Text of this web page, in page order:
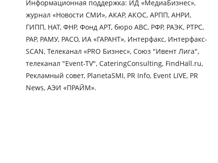
Информационная поддержка: ИД «МедиаБизнес»,
журнал «Новости СМИ», АКАР, АКОС, АРПП, АНРИ,
ГИПП, НАТ, ФНР, Фонд АРТ, бюро АВС, РФР, РАЭК, РТРС,
РАР, РАМУ, РАСО, ИА «ГАРАНТ», Интерфакс, Интерфакс-
SCAN, Телеканал «PRO Бизнес», Союз "Ивент Лига",
телеканал "Event-TV", CateringConsulting, FindHall.ru,
Рекламный совет, PlanetaSMI, PR Info, Event LIVE, PR
News, АЭИ «ПРАЙМ».